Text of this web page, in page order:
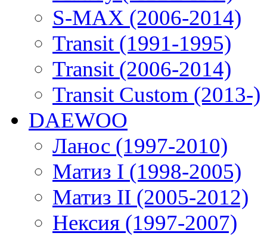
S-MAX (2006-2014)
Transit (1991-1995)
Transit (2006-2014)
Transit Custom (2013-)
DAEWOO
Ланос (1997-2010)
Матиз I (1998-2005)
Матиз II (2005-2012)
Нексия (1997-2007)